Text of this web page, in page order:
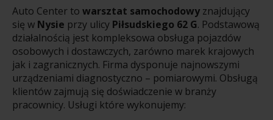
Auto Center to warsztat samochodowy znajdujący
się w Nysie przy ulicy Piłsudskiego 62 G. Podstawową
działalnością jest kompleksowa obsługa pojazdów
osobowych i dostawczych, zarówno marek krajowych
jak i zagranicznych. Firma dysponuje najnowszymi
urządzeniami diagnostyczno – pomiarowymi. Obsługą
klientów zajmują się doświadczenie w branży
pracownicy. Usługi które wykonujemy: